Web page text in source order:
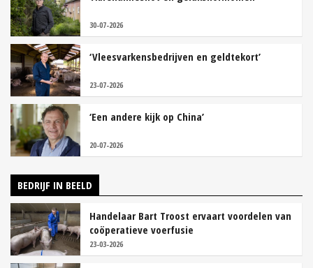
30-07-2026
‘Vleesvarkensbedrijven en geldtekort’
23-07-2026
‘Een andere kijk op China’
20-07-2026
BEDRIJF IN BEELD
Handelaar Bart Troost ervaart voordelen van
coöperatieve voerfusie
23-03-2026